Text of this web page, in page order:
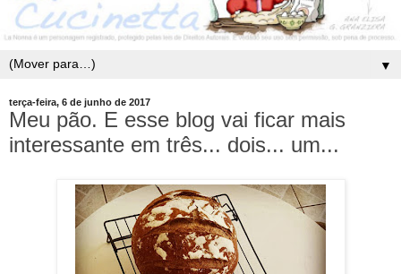
▼
terça-feira, 6 de junho de 2017
Meu pão. E esse blog vai ficar mais
interessante em três... dois... um...